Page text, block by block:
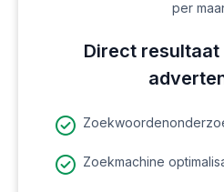
Direct resultaat
per
Zoekmachine